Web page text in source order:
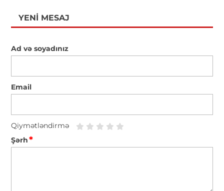
YENI MESAJ
Ad və soyadınız
Email
Qiymətləndirmə
Şərh*